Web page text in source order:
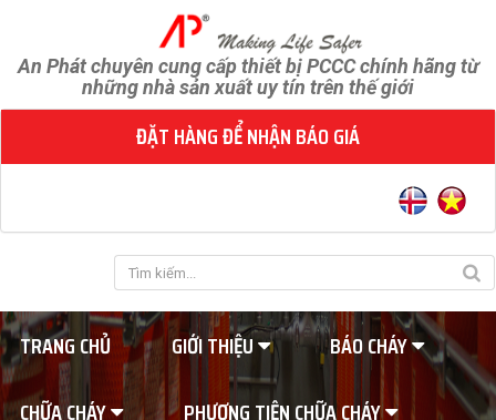
An Phát chuyên cung cấp thiết bị PCCC chính hãng từ
những nhà sản xuất uy tín trên thế giới
ĐẶT HÀNG ĐỂ NHẬN BÁO GIÁ
TRANG CHỦ GIỚI THIỆU
BÁO CHÁY
CHỮA CHÁY
PHƯƠNG TIỆN CHỮA CHÁY